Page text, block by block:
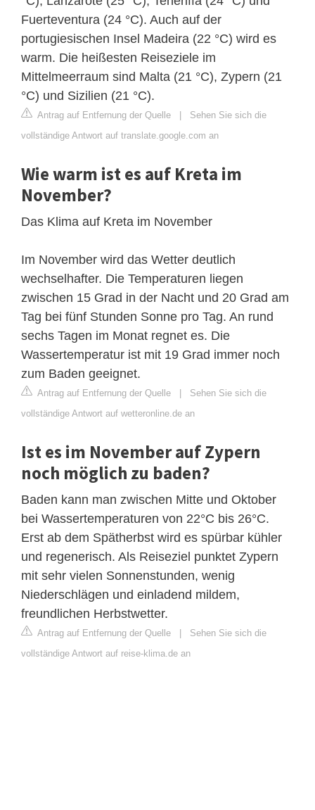
Fuerteventura (24 °C). Auch auf der
portugiesischen Insel Madeira (22 °C) wird es
warm. Die heißesten Reiseziele im
Mittelmeerraum sind Malta (21 °C), Zypern (21
°C) und Sizilien (21 °C).
Antrag auf Entfernung der Quelle | Sehen Sie sich die
vollständige Antwort auf translate.google.com an
Wie warm ist es auf Kreta im
November?
Das Klima auf Kreta im November
Im November wird das Wetter deutlich
wechselhafter. Die Temperaturen liegen
zwischen 15 Grad in der Nacht und 20 Grad am
Tag bei fünf Stunden Sonne pro Tag. An rund
sechs Tagen im Monat regnet es. Die
Wassertemperatur ist mit 19 Grad immer noch
zum Baden geeignet.
Antrag auf Entfernung der Quelle | Sehen Sie sich die
vollständige Antwort auf wetteronline.de an
Ist es im November auf Zypern
noch möglich zu baden?
Baden kann man zwischen Mitte und Oktober
bei Wassertemperaturen von 22°C bis 26°C.
Erst ab dem Spätherbst wird es spürbar kühler
und regenerisch. Als Reiseziel punktet Zypern
mit sehr vielen Sonnenstunden, wenig
Niederschlägen und einladend mildem,
freundlichen Herbstwetter.
Antrag auf Entfernung der Quelle | Sehen Sie sich die
vollständige Antwort auf reise-klima.de an